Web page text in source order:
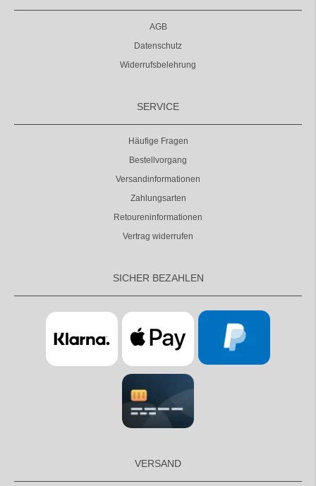
AGB
Datenschutz
Widerrufsbelehrung
SERVICE
Häufige Fragen
Bestellvorgang
Versandinformationen
Zahlungsarten
Retoureninformationen
Vertrag widerrufen
SICHER BEZAHLEN
VERSAND